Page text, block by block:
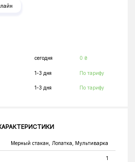
сегодня 0 ₴
1-3 дня По тарифу
1-3 дня По тарифу
Мерный стакан, Лопатка, Мультиварка
1